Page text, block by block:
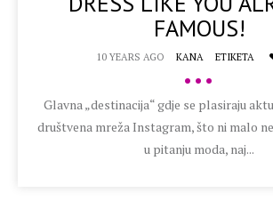
FAMOUS!
10 YEARS AGO KANA ETIKETA
•••
Glavna „destinacija“ gdje se plasiraju
društvena mreža Instagram, što ni malo ne
u pitanju moda, naj...